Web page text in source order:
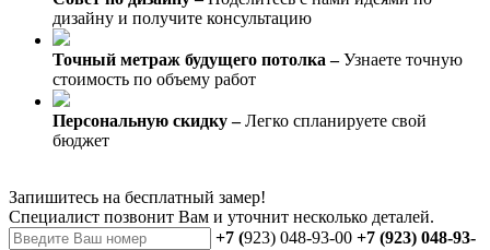
дизайну и получите консультацию
Точный метраж будущего потолка –Узнаете точную
стоимость по объему работ
Персональную скидку –Легко спланируете свой
бюджет
Запишитесь на бесплатный замер!
Специалист позвонит Вам и уточнит несколько деталей.
+7 (923) 048-93-00 +7 (923) 048-93-